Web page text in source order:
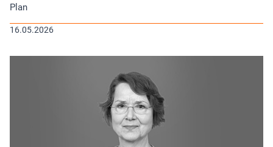
Plan
16.05.2026